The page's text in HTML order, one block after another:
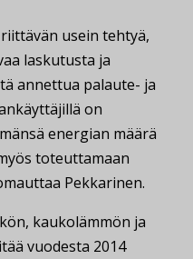
usein tehtyä,
laskutusta ja
annettua palaute- ja
on
energian määrä
toteuttamaan
Pekkarinen.
kaukolämmön ja
vuodesta 2014